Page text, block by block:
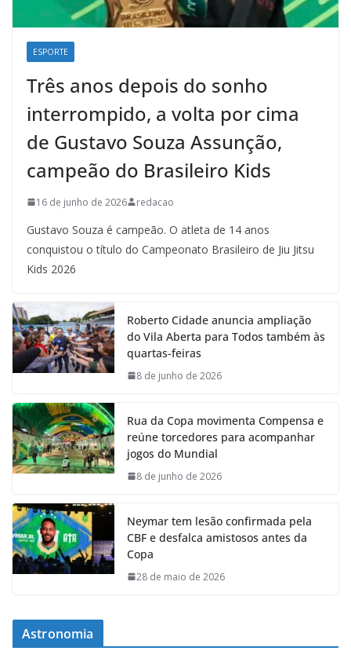
ESPORTE
Três anos depois do sonho
interrompido, a volta por cima
de Gustavo Souza Assunção,
campeão do Brasileiro Kids
16 de junho de 2026 redacao
Gustavo Souza é campeão. O atleta de 14 anos
conquistou o título do Campeonato Brasileiro de Jiu Jitsu
Kids 2026
Roberto Cidade anuncia ampliação
do Vila Aberta para Todos também às
quartas-feiras
8 de junho de 2026
Rua da Copa movimenta Compensa e
reúne torcedores para acompanhar
jogos do Mundial
8 de junho de 2026
Neymar tem lesão confirmada pela
CBF e desfalca amistosos antes da
Copa
28 de maio de 2026
Astronomia